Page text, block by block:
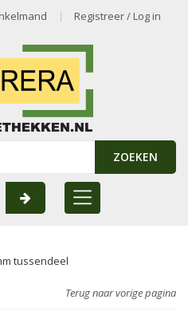
Registreer / Log in
ZOEKEN
tussendeel
Terug naar vorige pagina